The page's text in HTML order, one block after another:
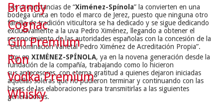
Las circunstancias de “Ximénez-Spínola” la convierten en una
bodega única en todo el marco de Jerez, puesto que ninguna otro
familia de tradición viticultora se ha dedicado y se sigue dedicando
exclusivamente a la uva Pedro Ximénez, llegando a obtener el
reconocimiento de las autoridades españolas con la concesión de la
“Denominación Varietal Pedro Ximénez de Acreditación Propia”.
Hoy en XIMÉNEZ-SPÍNOLA, ya en la novena generación desde la
fundación de la compañía, trabajando como lo hicieron
sus antecesores, con eterna gratitud a quienes dejaron iniciadas
aquellas soleras que no pudieron terminar y continuando con las
bases de las elaboraciones para transmitirlas a las siguientes
generaciones.
Brandy
Cognac
Gin Premium
Ron
Vodka Premium
Whisky